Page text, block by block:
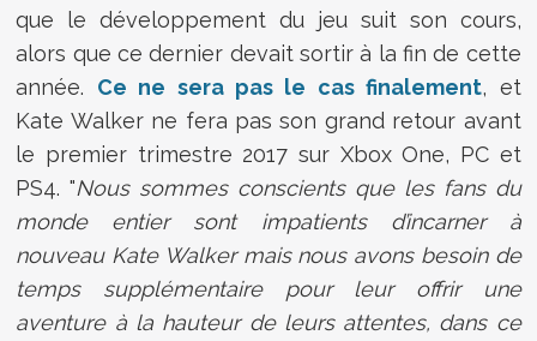
que le développement du jeu suit son cours,
alors que ce dernier devait sortir à la fin de cette
année. Ce ne sera pas le cas finalement, et
Kate Walker ne fera pas son grand retour avant
le premier trimestre 2017 sur Xbox One, PC et
PS4."Nous sommes conscients que les fans du
monde entier sont impatients d’incarner à
nouveau Kate Walker mais nous avons besoin de
temps supplémentaire pour leur offrir une
aventure à la hauteur de leurs attentes, dans ce